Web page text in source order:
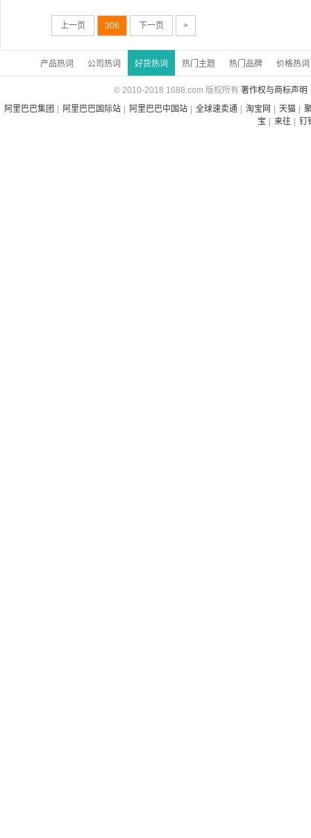
上一页 306 下一页 >
产品热词 公司热词 好货热词 热门主题 热门品牌 价格热词
© 2010-2018 1688.com 版权所有 著作权与商标声明
阿里巴巴集团
阿里巴巴国际站 阿里巴巴中国站 全球速卖通 淘宝网 天猫
宝
来往 钉